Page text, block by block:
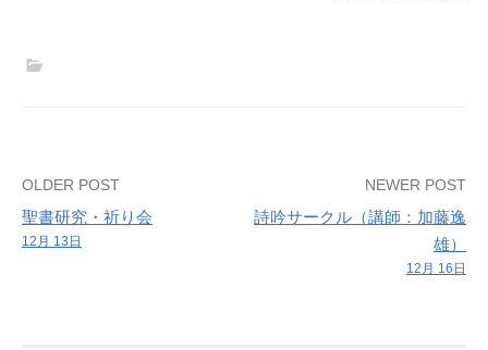
Post
navigation
OLDER POST
聖書研究・祈り会
12月 13日
NEWER POST
詩吟サークル（講師：加藤逸
雄）
12月 16日